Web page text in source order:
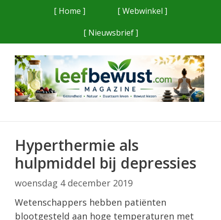
[ Home ]
[ Webwinkel ]
[ Nieuwsbrief ]
Hyperthermie als
hulpmiddel bij depressies
woensdag 4 december 2019
Wetenschappers hebben patiënten
blootgesteld aan hoge temperaturen met